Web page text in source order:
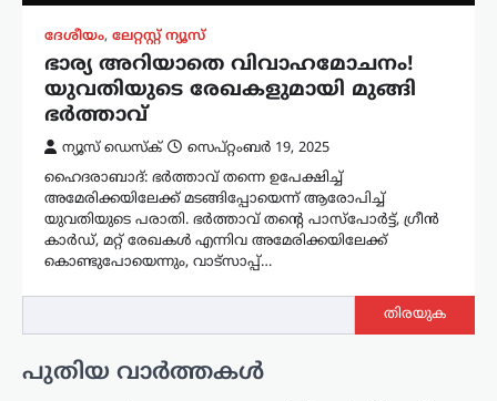
ദേശീയം, ലേറ്റസ്റ്റ് ന്യൂസ്
ഭാര്യ അറിയാതെ വിവാഹമോചനം!
യുവതിയുടെ രേഖകളുമായി മുങ്ങി
ഭർത്താവ്
ന്യൂസ് ഡെസ്ക്
സെപ്റ്റംബർ 19, 2025
ഹൈദരാബാദ്: ഭർത്താവ് തന്നെ ഉപേക്ഷിച്ച്
അമേരിക്കയിലേക്ക് മടങ്ങിപ്പോയെന്ന് ആരോപിച്ച്
യുവതിയുടെ പരാതി. ഭർത്താവ് തന്‍റെ പാസ്‌പോർട്ട്, ഗ്രീൻ
കാർഡ്, മറ്റ് രേഖകൾ എന്നിവ അമേരിക്കയിലേക്ക്
കൊണ്ടുപോയെന്നും, വാട്സാപ്പ്…
തിരയുക
പുതിയ വാർത്തകൾ